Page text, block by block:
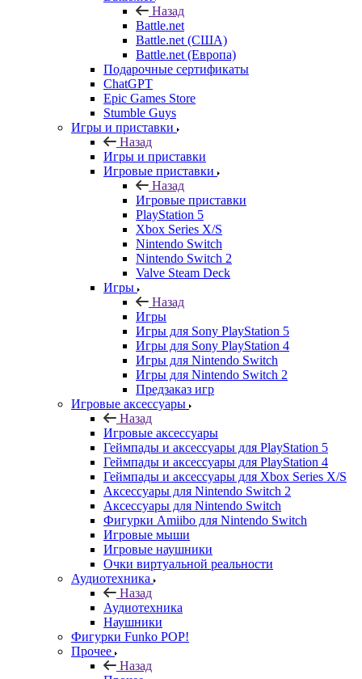
Назад
Battle.net
Battle.net (США)
Battle.net (Европа)
Подарочные сертификаты
ChatGPT
Epic Games Store
Stumble Guys
Игры и приставки
Назад
Игры и приставки
Игровые приставки
Назад
Игровые приставки
PlayStation 5
Xbox Series X/S
Nintendo Switch
Nintendo Switch 2
Valve Steam Deck
Игры
Назад
Игры
Игры для Sony PlayStation 5
Игры для Sony PlayStation 4
Игры для Nintendo Switch
Игры для Nintendo Switch 2
Предзаказ игр
Игровые аксессуары
Назад
Игровые аксессуары
Геймпады и аксессуары для PlayStation 5
Геймпады и аксессуары для PlayStation 4
Геймпады и аксессуары для Xbox Series X/S
Аксессуары для Nintendo Switch 2
Аксессуары для Nintendo Switch
Фигурки Amiibo для Nintendo Switch
Игровые мыши
Игровые наушники
Очки виртуальной реальности
Аудиотехника
Назад
Аудиотехника
Наушники
Фигурки Funko POP!
Прочее
Назад